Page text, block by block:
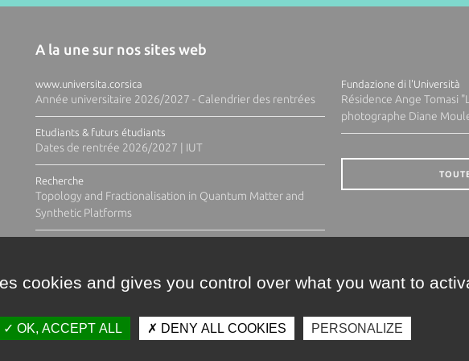
A la une sur nos sites web
www.universita.corsica
Année universitaire 2026/2027 - Calendrier des rentrées
Etudiants & futurs étudiants
Dates de rentrée 2026/2027 | IUT
Recherche
Topology and Fractionalisation in Quantum Matter and
Synthetic Platforms
Fundazione di l'Università
Résidence Ange Tomasi
photographe Diane
cookies and gives you control over what you want to
OK, ACCEPT ALL DENY ALL COOKIES PERSONALIZE